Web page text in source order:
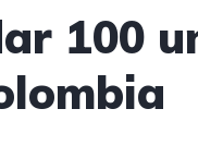
100